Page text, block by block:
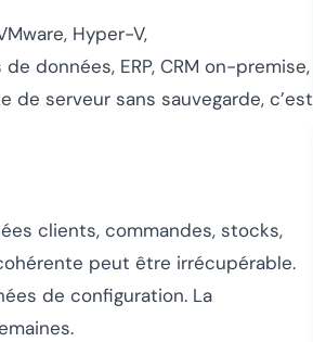
Hyper-V,
données, ERP, CRM on-premise,
serveur sans sauvegarde, c’est
clients, commandes, stocks,
peut être irrécupérable.
de configuration. La